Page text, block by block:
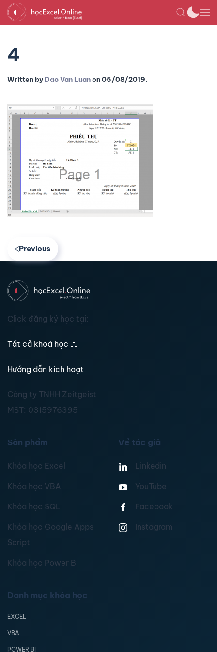
4
Written by Dao Van Luanon05/08/2019.
Previous
Click đăng ký học tại:
Tất cả khoá học 📖
Hướng dẫn kích hoạt
Công ty TNHH Zeitgeist
MST: 0315976395
Sản phẩm
Khóa học Excel
Khóa học VBA
Khóa học SQL
Khóa học Google Apps
Script
Khóa học Power BI
Về tác giả
Linkedin
YouTube
Facebook
Instagram
Danh mục khóa học
EXCEL
VBA
POWER BI